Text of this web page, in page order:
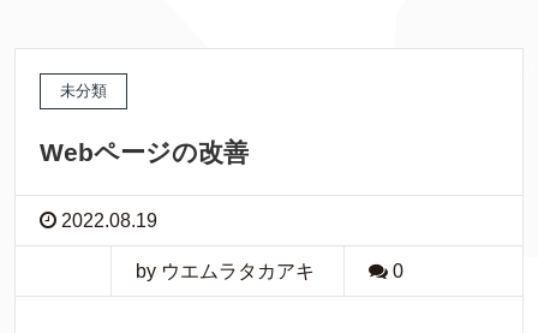
未分類
Webページの改善
2022.08.19
by ウエムラタカアキ 0